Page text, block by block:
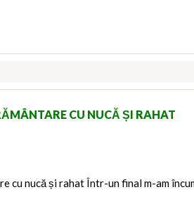
CU NUCĂ ȘI RAHAT
cu nucă și rahat Într-un final m-am